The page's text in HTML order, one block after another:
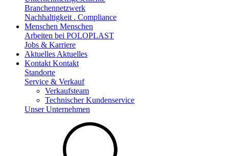
Branchennetzwerk
Nachhaltigkeit . Compliance
Menschen Menschen
Arbeiten bei POLOPLAST
Jobs & Karriere
Aktuelles Aktuelles
Kontakt Kontakt
Standorte
Service & Verkauf
Verkaufsteam
Technischer Kundenservice
Unser Unternehmen